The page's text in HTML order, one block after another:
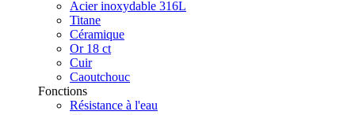
Acier inoxydable 316L
Titane
Céramique
Or 18 ct
Cuir
Caoutchouc
Fonctions
Résistance à l'eau